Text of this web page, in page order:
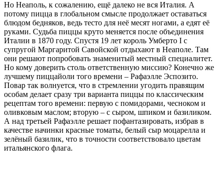
Но Неаполь, к сожалению, ещё далеко не вся Италия. А
потому пицца в глобальном смысле продолжает оставаться
блюдом бедняков, ведь тесто для неё месят ногами, а едят её
руками. Судьба пиццы круто меняется после объединения
Италии в 1870 году. Спустя 19 лет король Умберто I с
супругой Маргаритой Савойской отдыхают в Неаполе. Там
они решают попробовать знаменитый местный специалитет.
Но кому доверить столь ответственную миссию? Конечно же
лучшему пиццайоли того времени – Рафаэлле Эспозито.
Повар так волнуется, что в стремлении угодить правящим
особам делает сразу три варианта пиццы по классическим
рецептам того времени: первую с помидорами, чесноком и
оливковым маслом; вторую – с сыром, шпиком и базиликом.
А над третьей Рафаэлле решает пофантазировать, избрав в
качестве начинки красные томаты, белый сыр моцарелла и
зелёный базилик, что в точности соответствовало цветам
итальянского флага.